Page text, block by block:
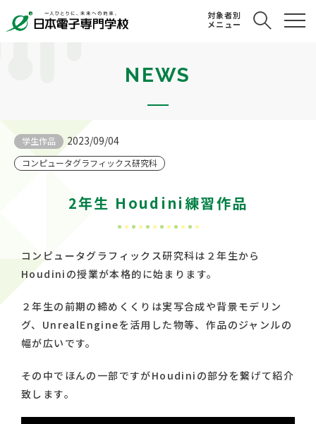
対象者別
メニュー
NEWS
学生作品 2023/09/04
コンピュータグラフィックス研究科
2年生 Houdini練習作品
コンピュータグラフィックス研究科は２年生から
Houdiniの授業が本格的に始まります。
２年生の前期の締めくくりは実写合成や背景モデリン
グ、UnrealEngineを活用した物等、作品のジャンルの
幅が広いです。
その中でほんの一部ですがHoudiniの部分を繋げて紹介
致します。